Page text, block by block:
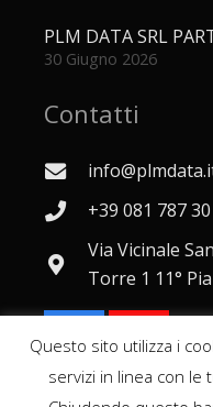
PLM DATA SRL
30 Giugno 2026
Contatti
+39 081 787
Via Vicinale
Torre 1 11°
Questo sito utilizza i
servizi in linea con le